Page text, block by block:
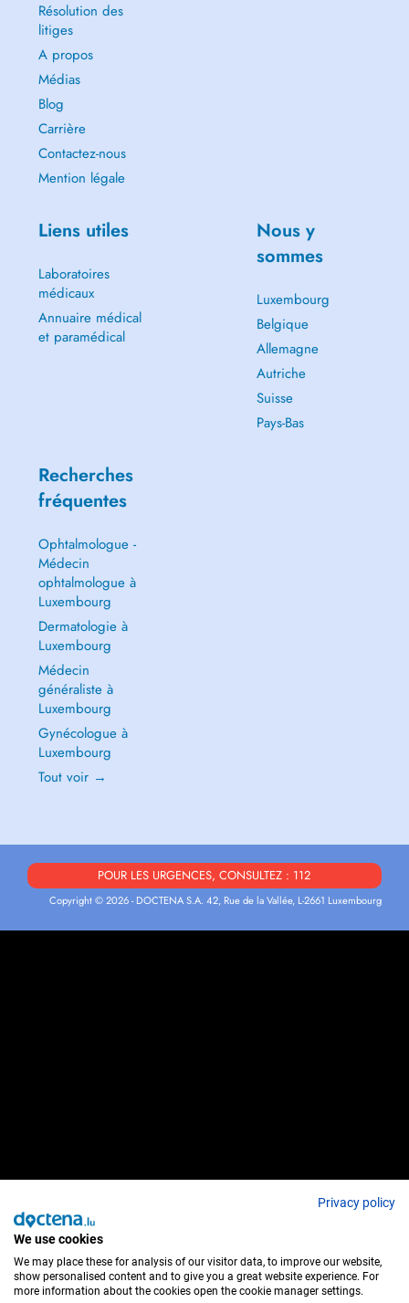
Résolution des
litiges
A propos
Médias
Blog
Carrière
Contactez-nous
Mention légale
Liens utiles
Laboratoires
médicaux
Annuaire médical
et paramédical
Nous y
sommes
Luxembourg
Belgique
Allemagne
Autriche
Suisse
Pays-Bas
Recherches
fréquentes
Ophtalmologue -
Médecin
ophtalmologue à
Luxembourg
Dermatologie à
Luxembourg
Médecin
généraliste à
Luxembourg
Gynécologue à
Luxembourg
Tout voir →
POUR LES URGENCES, CONSULTEZ : 112
Copyright © 2026 - DOCTENA S.A. 42, Rue de la Vallée, L-2661 Luxembourg
Privacy policy
We use cookies
We may place these for analysis of our visitor data, to improve our website,
show personalised content and to give you a great website experience. For
more information about the cookies open the cookie manager settings.